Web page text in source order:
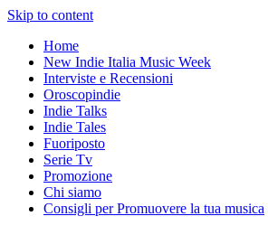
Skip to content
Home
New Indie Italia Music Week
Interviste e Recensioni
Oroscopindie
Indie Talks
Indie Tales
Fuoriposto
Serie Tv
Promozione
Chi siamo
Consigli per Promuovere la tua musica